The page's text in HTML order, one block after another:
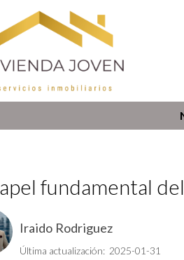
fundamental
Iraido Rodriguez
Última actualización: 2025-01-31